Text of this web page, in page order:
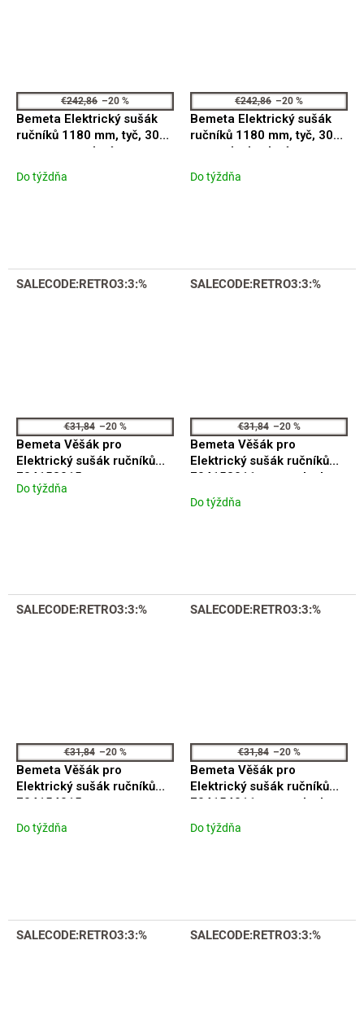
€242,86 –20 %
Bemeta Elektrický sušák
ručníků 1180 mm, tyč, 30W,
nerez, mat, zlatá
Do týždňa
€242,86 –20 %
Bemeta Elektrický sušák
ručníků 1180 mm, tyč, 30W,
nerez, lesk, zlatá
Do týždňa
SALECODE:RETRO3:3:%
€31,84 –20 %
Bemeta Věšák pro
Elektrický sušák ručníků
704153015, nerez, mat,
zlatá
Priemerné
hviezdičiek.
Do týždňa
SALECODE:RETRO3:3:%
€31,84 –20 %
Bemeta Věšák pro
Elektrický sušák ručníků
704153011, nerez, lesk,
Do týždňa
SALECODE:RETRO3:3:%
€31,84 –20 %
Bemeta Věšák pro
Elektrický sušák ručníků
704154015, nerez, mat,
Do týždňa
SALECODE:RETRO3:3:%
€31,84 –20 %
Bemeta Věšák pro
Elektrický sušák ručníků
704154011, nerez, lesk,
Do týždňa
SALECODE:RETRO3:3:% SALECODE:RETRO3:3:%